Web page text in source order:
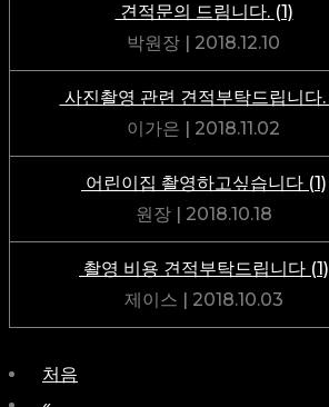
견적문의 드림니다. (1)
박원장 | 2018.12.10
사진촬영 관련 견적부탁드립니다.
이가은 | 2018.11.02
어린이집 촬영하고싶습니다 (1)
원장 | 2018.10.18
촬영 비용 견적부탁드립니다 (1)
제이스 | 2018.10.03
처음